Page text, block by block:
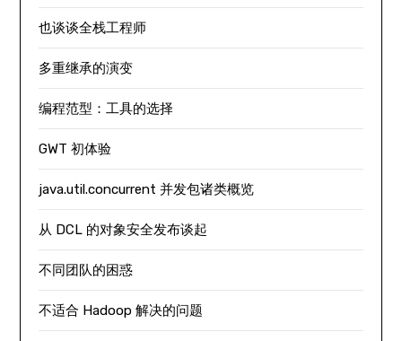
也谈谈全栈工程师
多重继承的演变
编程范型：工具的选择
GWT 初体验
java.util.concurrent 并发包诸类概览
从 DCL 的对象安全发布谈起
不同团队的困惑
不适合 Hadoop 解决的问题